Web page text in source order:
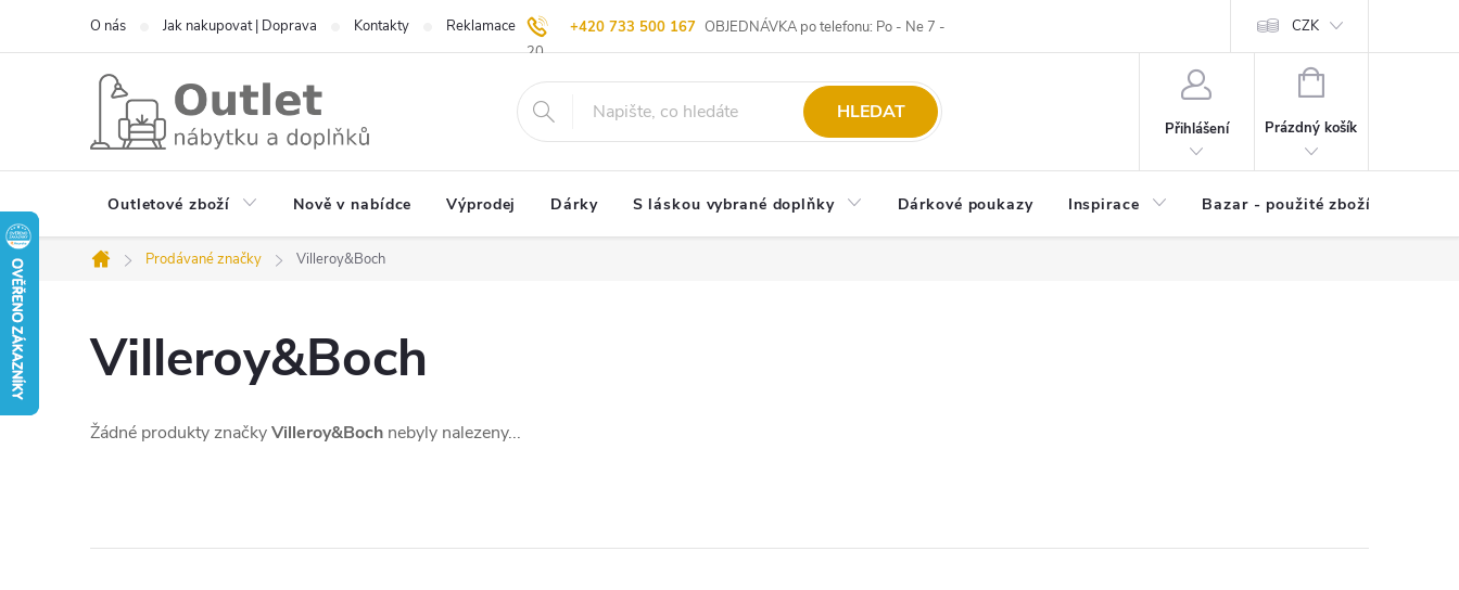
+420 733 500 167 OBJEDNÁVKA po telefonu: Po - Ne 7 -
20
O nás Jak nakupovat | Doprava Kontakty Reklamace | Vrácení zboží Blog 20 let u Starých Komisní prodej | Výkup zboží Kvalita zboží Spolupráce |
CZK
HLEDAT
Přihlášení
NÁKUPNÍ
Prázdný košík
Outletové zboží Nově v nabídce Výprodej Dárky S láskou vybrané doplňky Dárkové poukazy Inspirace Bazar - použité zboží
Domů
Prodávané značky Villeroy&Boch
Villeroy&Boch
Žádné produkty značkyVilleroy&Boch nebyly nalezeny...